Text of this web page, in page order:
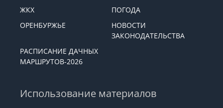
ЖКХ
ПОГОДА
ОРЕНБУРЖЬЕ
НОВОСТИ
ЗАКОНОДАТЕЛЬСТВА
РАСПИСАНИЕ ДАЧНЫХ
МАРШРУТОВ-2026
Использование материалов